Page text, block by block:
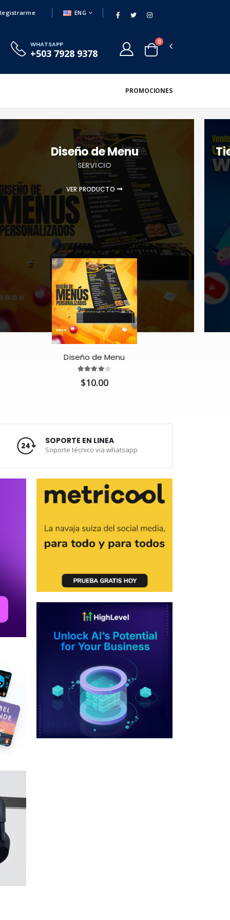
ENG
WHATSAPP
+503 7928 9378
0
PROMOCIONES
Diseño de Menu
SERVICIO
VER PRODUCTO
Diseño de Menu
$10.00
SOPORTE EN LINEA
Soporte técnico via whatsapp